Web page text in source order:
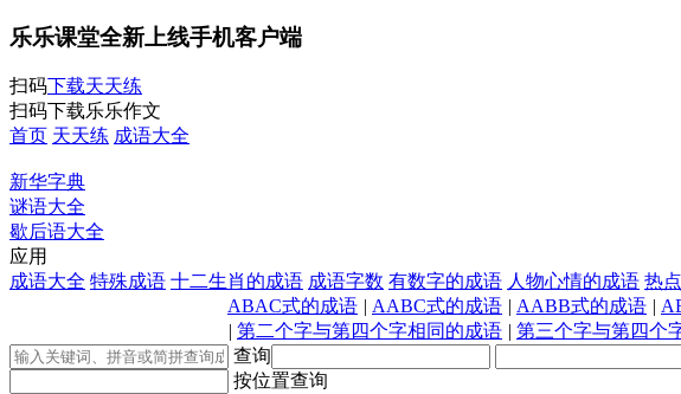
乐乐课堂全新上线手机客户端
扫码下载天天练
扫码下载乐乐作文
首页 天天练 成语大全
新华字典
谜语大全
歇后语大全
应用
成语大全 特殊成语 十二生肖的成语 成语字数 有数字的成语 人物心情的成语 热
ABAC式的成语 | AABC式的成语 | AABB式的成语 |
| 第二个字与第四个字相同的成语 | 第三个字与第四个
查询
按位置查询